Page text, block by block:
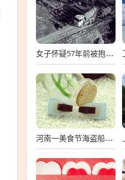
女子怀疑57年前被抱错 寻亲生父母
河南一美食节海盗船拦腰折断